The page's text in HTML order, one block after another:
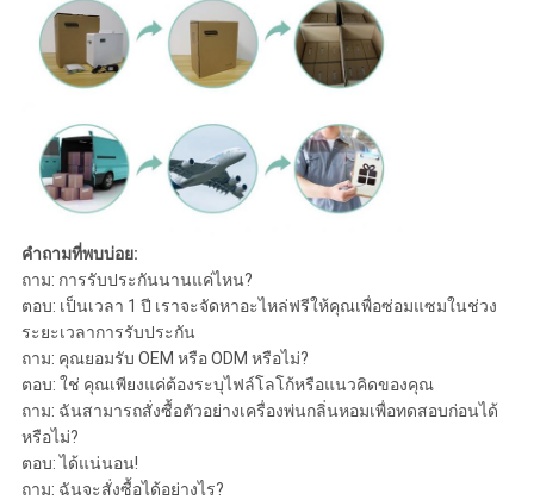
คำถามที่พบบ่อย:
ถาม: การรับประกันนานแค่ไหน?
ตอบ: เป็นเวลา 1 ปี เราจะจัดหาอะไหล่ฟรีให้คุณเพื่อซ่อมแซมในช่วง
ระยะเวลาการรับประกัน
ถาม: คุณยอมรับ OEM หรือ ODM หรือไม่?
ตอบ: ใช่ คุณเพียงแค่ต้องระบุไฟล์โลโก้หรือแนวคิดของคุณ
ถาม: ฉันสามารถสั่งซื้อตัวอย่างเครื่องพ่นกลิ่นหอมเพื่อทดสอบก่อนได้
หรือไม่?
ตอบ: ได้แน่นอน!
ถาม: ฉันจะสั่งซื้อได้อย่างไร?